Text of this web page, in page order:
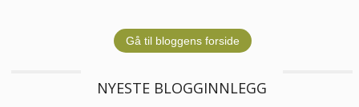
Gå til bloggens forside
NYESTE BLOGGINNLEGG